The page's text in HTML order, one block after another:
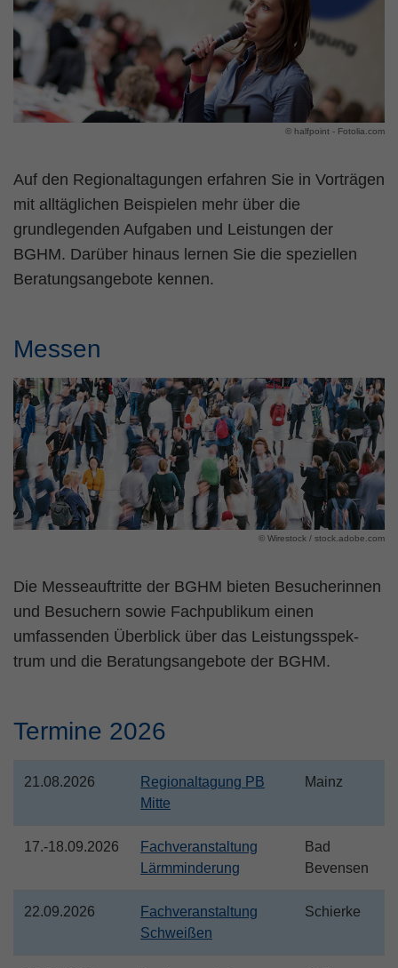
© halfpoint - Fotolia.com
Auf den Regionaltagungen erfahren Sie in Vorträgen
mit alltäglichen Beispielen mehr über die
grundlegenden Aufgaben und Leistungen der
BGHM. Darüber hinaus lernen Sie die speziellen
Beratungsangebote kennen.
Messen
© Wirestock / stock.adobe.com
Die Messeauftritte der BGHM bieten Be­sucher­innen
und Besuchern sowie Fach­pub­likum einen
umfassenden Überblick über das Leis­tungs­spek­
trum und die Beratungsangebote der BGHM.
Termine 2026
21.08.2026
Regionaltagung PB
Mitte
Mainz
17.-18.09.2026
Fachveranstaltung
Lärmminderung
Bad
Bevensen
22.09.2026
Fachveranstaltung
Schweißen
Schierke